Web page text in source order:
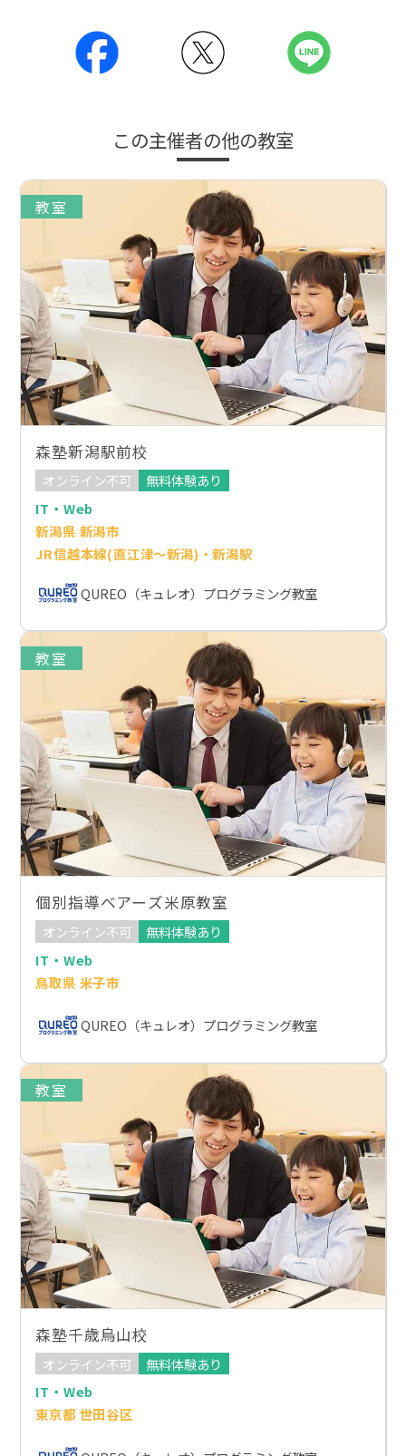
この主催者の他の教室
教室
森塾新潟駅前校
オンライン不可
無料体験あり
IT・Web
新潟県 新潟市
JR信越本線(直江津～新潟)・新潟駅
QUREO（キュレオ）プログラミング教室
教室
個別指導ベアーズ米原教室
オンライン不可
無料体験あり
IT・Web
鳥取県 米子市
QUREO（キュレオ）プログラミング教室
教室
森塾千歳烏山校
オンライン不可
無料体験あり
IT・Web
東京都 世田谷区